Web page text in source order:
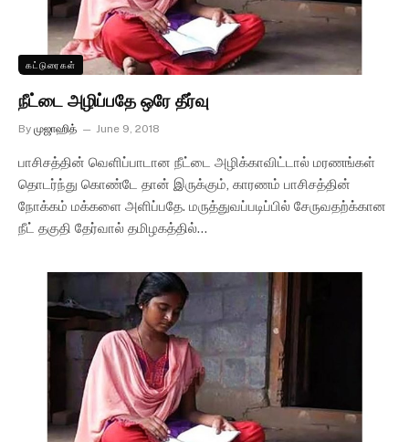
கட்டுரைகள்
நீட்டை அழிப்பதே ஒரே தீர்வு
By முஜாஹித் June 9, 2018
பாசிசத்தின் வெளிப்பாடான நீட்டை அழிக்காவிட்டால் மரணங்கள்
தொடர்ந்து கொண்டே தான் இருக்கும், காரணம் பாசிசத்தின்
நோக்கம் மக்களை அளிப்பதே. மருத்துவப்படிப்பில் சேருவதற்க்கான
நீட் தகுதி தேர்வால் தமிழகத்தில்…